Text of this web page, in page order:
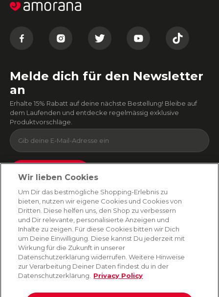
Melde dich für den Newsletter
an
Erhalte 15% Rabatt auf deine nächste Bestellung! Bleibe auf
dem Laufenden und entdecke regelmässig exklusive
Produktvorschläge.
Absenden
Du kannst dich jederzeit von unserem Newsletter abmelden. Indem du fortfährst, stimmst
du unseren E-Mail-Bedingungenund Datenschutzbestimmungen zu
AMORANA
MARKEN
SERVICE
Wir lieben Cookies
Um Dir das bestmögliche Shopping-Erlebnis zu
bieten, nutzen wir eigene Cookies und Cookies von
Dritten. Diese helfen uns, den Shop zu verbessern
und Dir relevante, personalisierte Anzeigen und
Inhalte zu zeigen. Für diese Cookies bitten wir Dich
um Deine Einwilligung. Diese kannst Du jederzeit mit
Wirkung für die Zukunft in unserer
Datenschutzerklärung widerrufen. Weitere Hinweise
zur Verarbeitung Deiner Daten findest du in der
Datenschutzerklärung.
Privacy Policy